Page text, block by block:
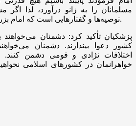
مسلمانان را به زانو درآورد، لذا
توصیه‌ها و گفتار‌هایی است که امام بزرگوار برای ما داشته است.
پزشکیان تأکید کرد: دشمنان
کشور دعوا بیندازند. دشمنان
اختلافات نژادی و قومی دشمن کنند.
خواهرانمان در کشور‌های اسلامی